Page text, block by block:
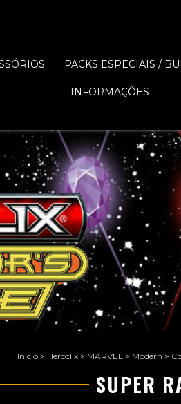
PACKS ESPECIAIS /
INFORMAÇÕES
Início > Heroclix > MARVEL > Modern >
SUPER